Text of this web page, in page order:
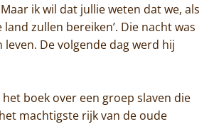
ik wil dat jullie weten dat we, als
zullen bereiken’. Die nacht was
leven. De volgende dag werd hij
boek over een groep slaven die
machtigste rijk van de oude